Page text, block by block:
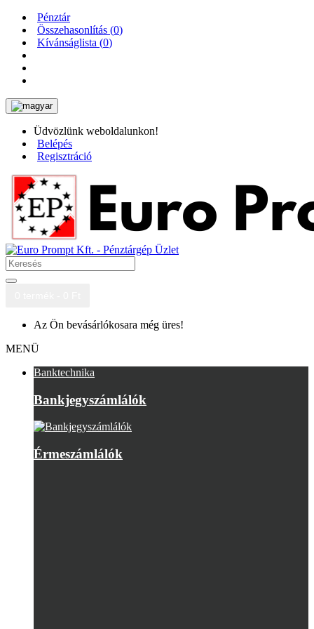
Pénztár
Összehasonlítás (0)
Kívánságlista (0)
Üdvözlünk weboldalunkon!
Belépés
Regisztráció
Az Ön bevásárlókosara még üres!
MENÜ
Banktechnika
Bankjegyszámlálók
Érmeszámlálók